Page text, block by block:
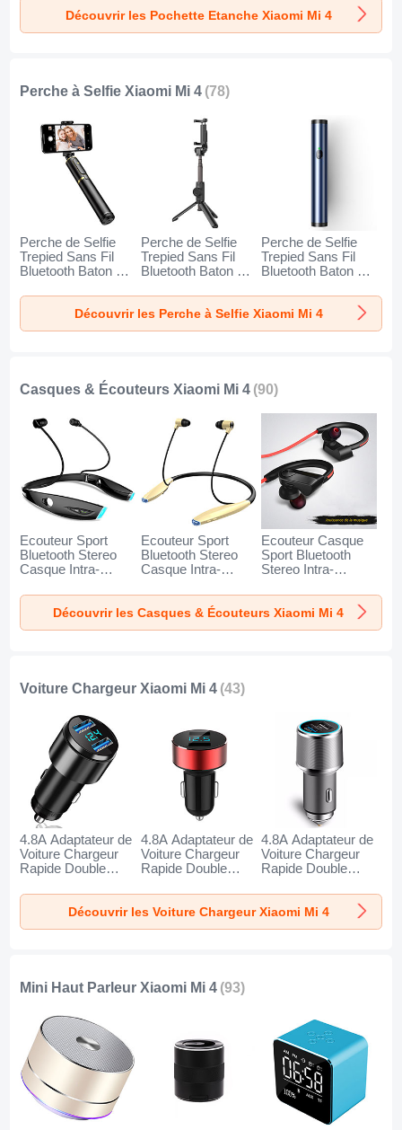
Découvrir les Pochette Etanche Xiaomi Mi 4
Perche à Selfie Xiaomi Mi 4 (78)
Perche de Selfie
Trepied Sans Fil
Bluetooth Baton de
Poche Universel
T34 pour Xiaomi Mi
4 Or et Noir
Perche de Selfie
Trepied Sans Fil
Bluetooth Baton de
Poche Universel
T32 pour Xiaomi Mi
4 Noir
Perche de Selfie
Trepied Sans Fil
Bluetooth Baton de
Poche Universel
T31 pour Xiaomi Mi
4 Bleu
Découvrir les Perche à Selfie Xiaomi Mi 4
Casques & Écouteurs Xiaomi Mi 4 (90)
Ecouteur Sport
Bluetooth Stereo
Casque Intra-
Oreillette H52 pour
Xiaomi Mi 4 Noir
Ecouteur Sport
Bluetooth Stereo
Casque Intra-
Oreillette H51 pour
Xiaomi Mi 4 Or
Ecouteur Casque
Sport Bluetooth
Stereo Intra-
Oreillette H53 pour
Xiaomi Mi 4 Noir
Découvrir les Casques & Écouteurs Xiaomi Mi 4
Voiture Chargeur Xiaomi Mi 4 (43)
4.8A Adaptateur de
Voiture Chargeur
Rapide Double
K10 pour Xiaomi Mi
4.8A Adaptateur de
Voiture Chargeur
Rapide Double
K07 pour Xiaomi Mi
4 Rouge
4.8A Adaptateur de
Voiture Chargeur
Rapide Double
K08 pour Xiaomi Mi
4 Argent
Découvrir les Voiture Chargeur Xiaomi Mi 4
Mini Haut Parleur Xiaomi Mi 4 (93)